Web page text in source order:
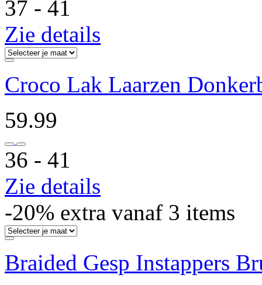
37 ‐ 41
Zie details
Croco Lak Laarzen
59.99
36 ‐ 41
Zie details
-20% extra vanaf 3 items
Braided Gesp Instappers